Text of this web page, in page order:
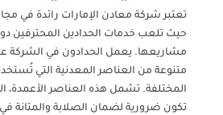
تعتبر شركة معادن الإمارات رائدة في
حيث تلعب خدمات الحدادين المحترفين
مشاريعها. يعمل الحدادون في الشركة
متنوعة من العناصر المعدنية التي
المختلفة. تشمل هذه العناصر الأعمدة،
تكون ضرورية لضمان الصلابة والمتانة في